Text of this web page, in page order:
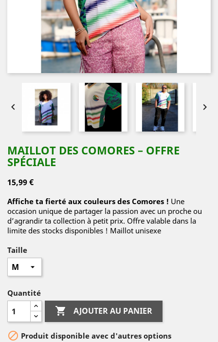
 
MAILLOT DES COMORES – OFFRE
SPÉCIALE
15,99 €
Affiche ta fierté aux couleurs des Comores ! Une
occasion unique de partager la passion avec un proche ou
d’agrandir ta collection à petit prix. Offre valable dans la
limite des stocks disponibles ! Maillot unisexe
Taille
Quantité
 AJOUTER AU PANIER
 Produit disponible avec d'autres options